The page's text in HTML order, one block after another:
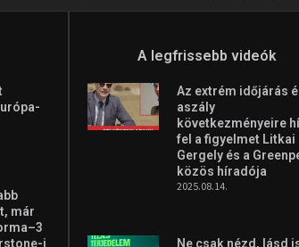
már
i
A legfrissebb videók
Az extrém időjárás
aszály
következményeire
fel a figyelmet Litkai
Gergely és a
közös híradója
2025.08.14.
Ne csak nézd, lásd